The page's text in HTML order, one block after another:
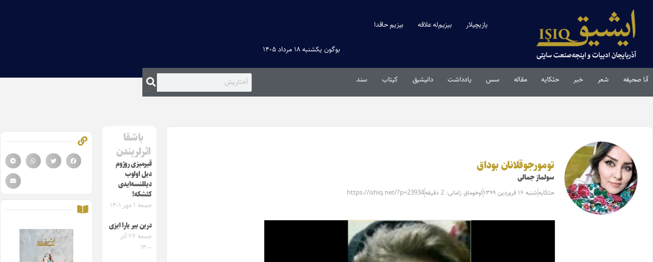
یازیچیلار بیزیم‌له علاقه بیزیم حاقدا
بوگون یکشنبه ۱۸ مرداد ۱۴۰۵
آنا صحیفه شعر خبر حئکایه مقاله‌ سس یادداشت دانیشیق کیتاب سند
تومورجوقلانان بوداق
سولماز جمالی
حئکایهشنبه ۱۶ فروردین ۱۳۹۹ اوخوماق زامانی: 2 دقیقه https://ishiq.net/?p=23934
باشقا
اثرلریندن
قیرمیزی روژوم
دیل اولوب
دیللنسه‌ایدی
کئشکه!
جمعه ۱ مهر ۱۴۰۱
درین بیر یارا ایزی
جمعه ۲۶ آذر
۱۴۰۰